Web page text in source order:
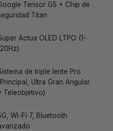
Tensor G5 + Chip de
Titan
Actua OLED LTPO (1-
de triple lente Pro
Ultra Gran Angular
Teleobjetivo)
Wi-Fi 7, Bluetooth